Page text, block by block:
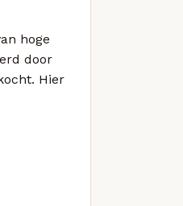
hoge
door
Hier